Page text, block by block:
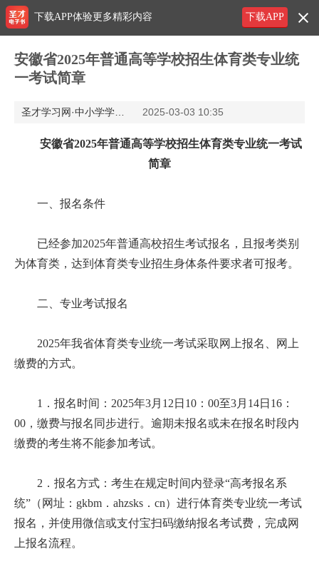
安徽省2025年普通高等学校招生体育类专业统
一考试简章
2025-03-03 10:35
安徽省2025年普通高等学校招生体育类专业统一考试
简章
一、报名条件
已经参加2025年普通高校招生考试报名，且报考类别
为体育类，达到体育类专业招生身体条件要求者可报考。
二、专业考试报名
2025年我省体育类专业统一考试采取网上报名、网上
缴费的方式。
1．报名时间：2025年3月12日10：00至3月14日16：
00，缴费与报名同步进行。逾期未报名或未在报名时段内
缴费的考生将不能参加考试。
2．报名方式：考生在规定时间内登录“高考报名系
统”（网址：gkbm．ahzsks．cn）进行体育类专业统一考试
报名，并使用微信或支付宝扫码缴纳报名考试费，完成网
上报名流程。
下载APP
下载APP体验更多精彩内容